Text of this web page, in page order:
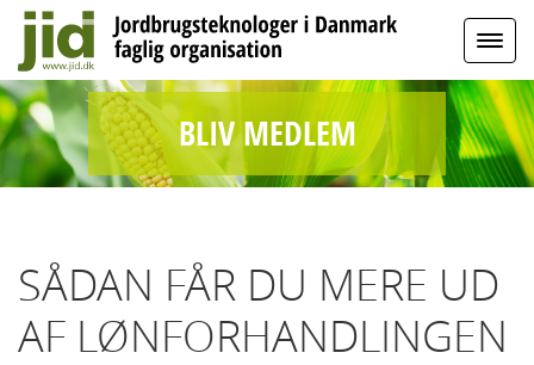
BLIV MEDLEM
SÅDAN FÅR DU MERE UD
AF LØNFORHANDLINGEN